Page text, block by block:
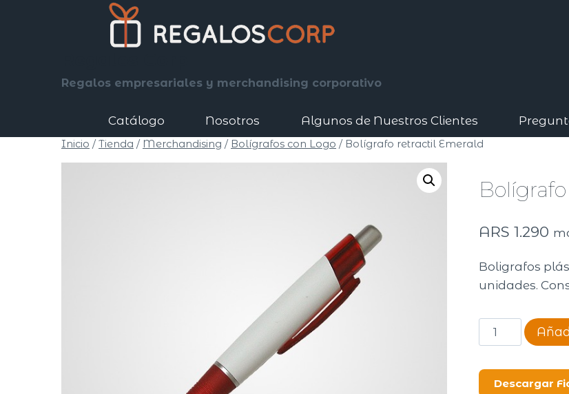
Regalos empresariales y merchandising corporativo
Catálogo Nosotros Algunos de Nuestros Clientes
Inicio / Tienda / Merchandising / Bolígrafos con Logo / Bolígrafo retractil Emerald
ARS 1.290
Boligrafos
unidades.
Bolígrafo
retractil
cantidad
Descargar